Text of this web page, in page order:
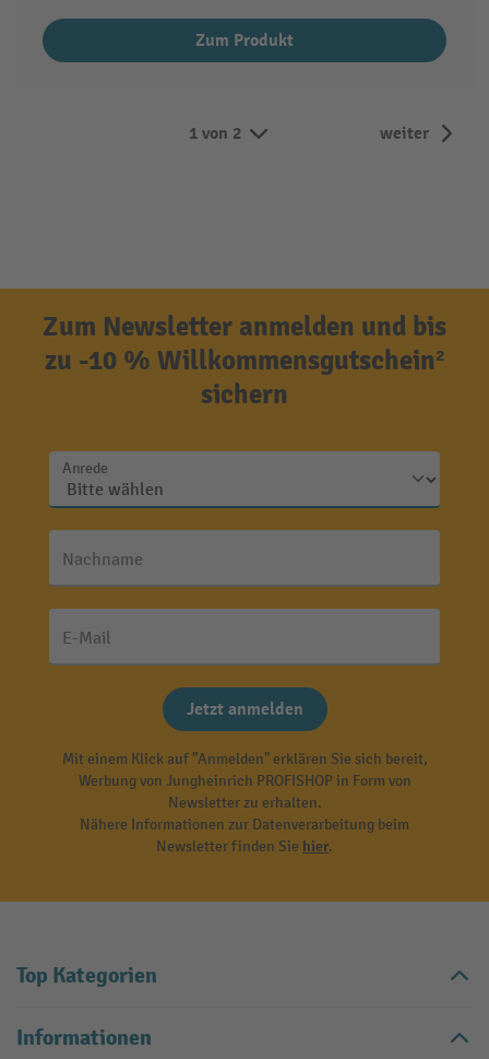
Zum Produkt
1 von 2 weiter
Zum Newsletter anmelden und bis
zu -10 % Willkommensgutschein²
sichern
Anrede
Nachname
E-Mail
Jetzt anmelden
Mit einem Klick auf "Anmelden" erklären Sie sich bereit,
Werbung von Jungheinrich PROFISHOP in Form von
Newsletter zu erhalten.
Nähere Informationen zur Datenverarbeitung beim
Newsletter finden Sie hier.
Top Kategorien
Informationen